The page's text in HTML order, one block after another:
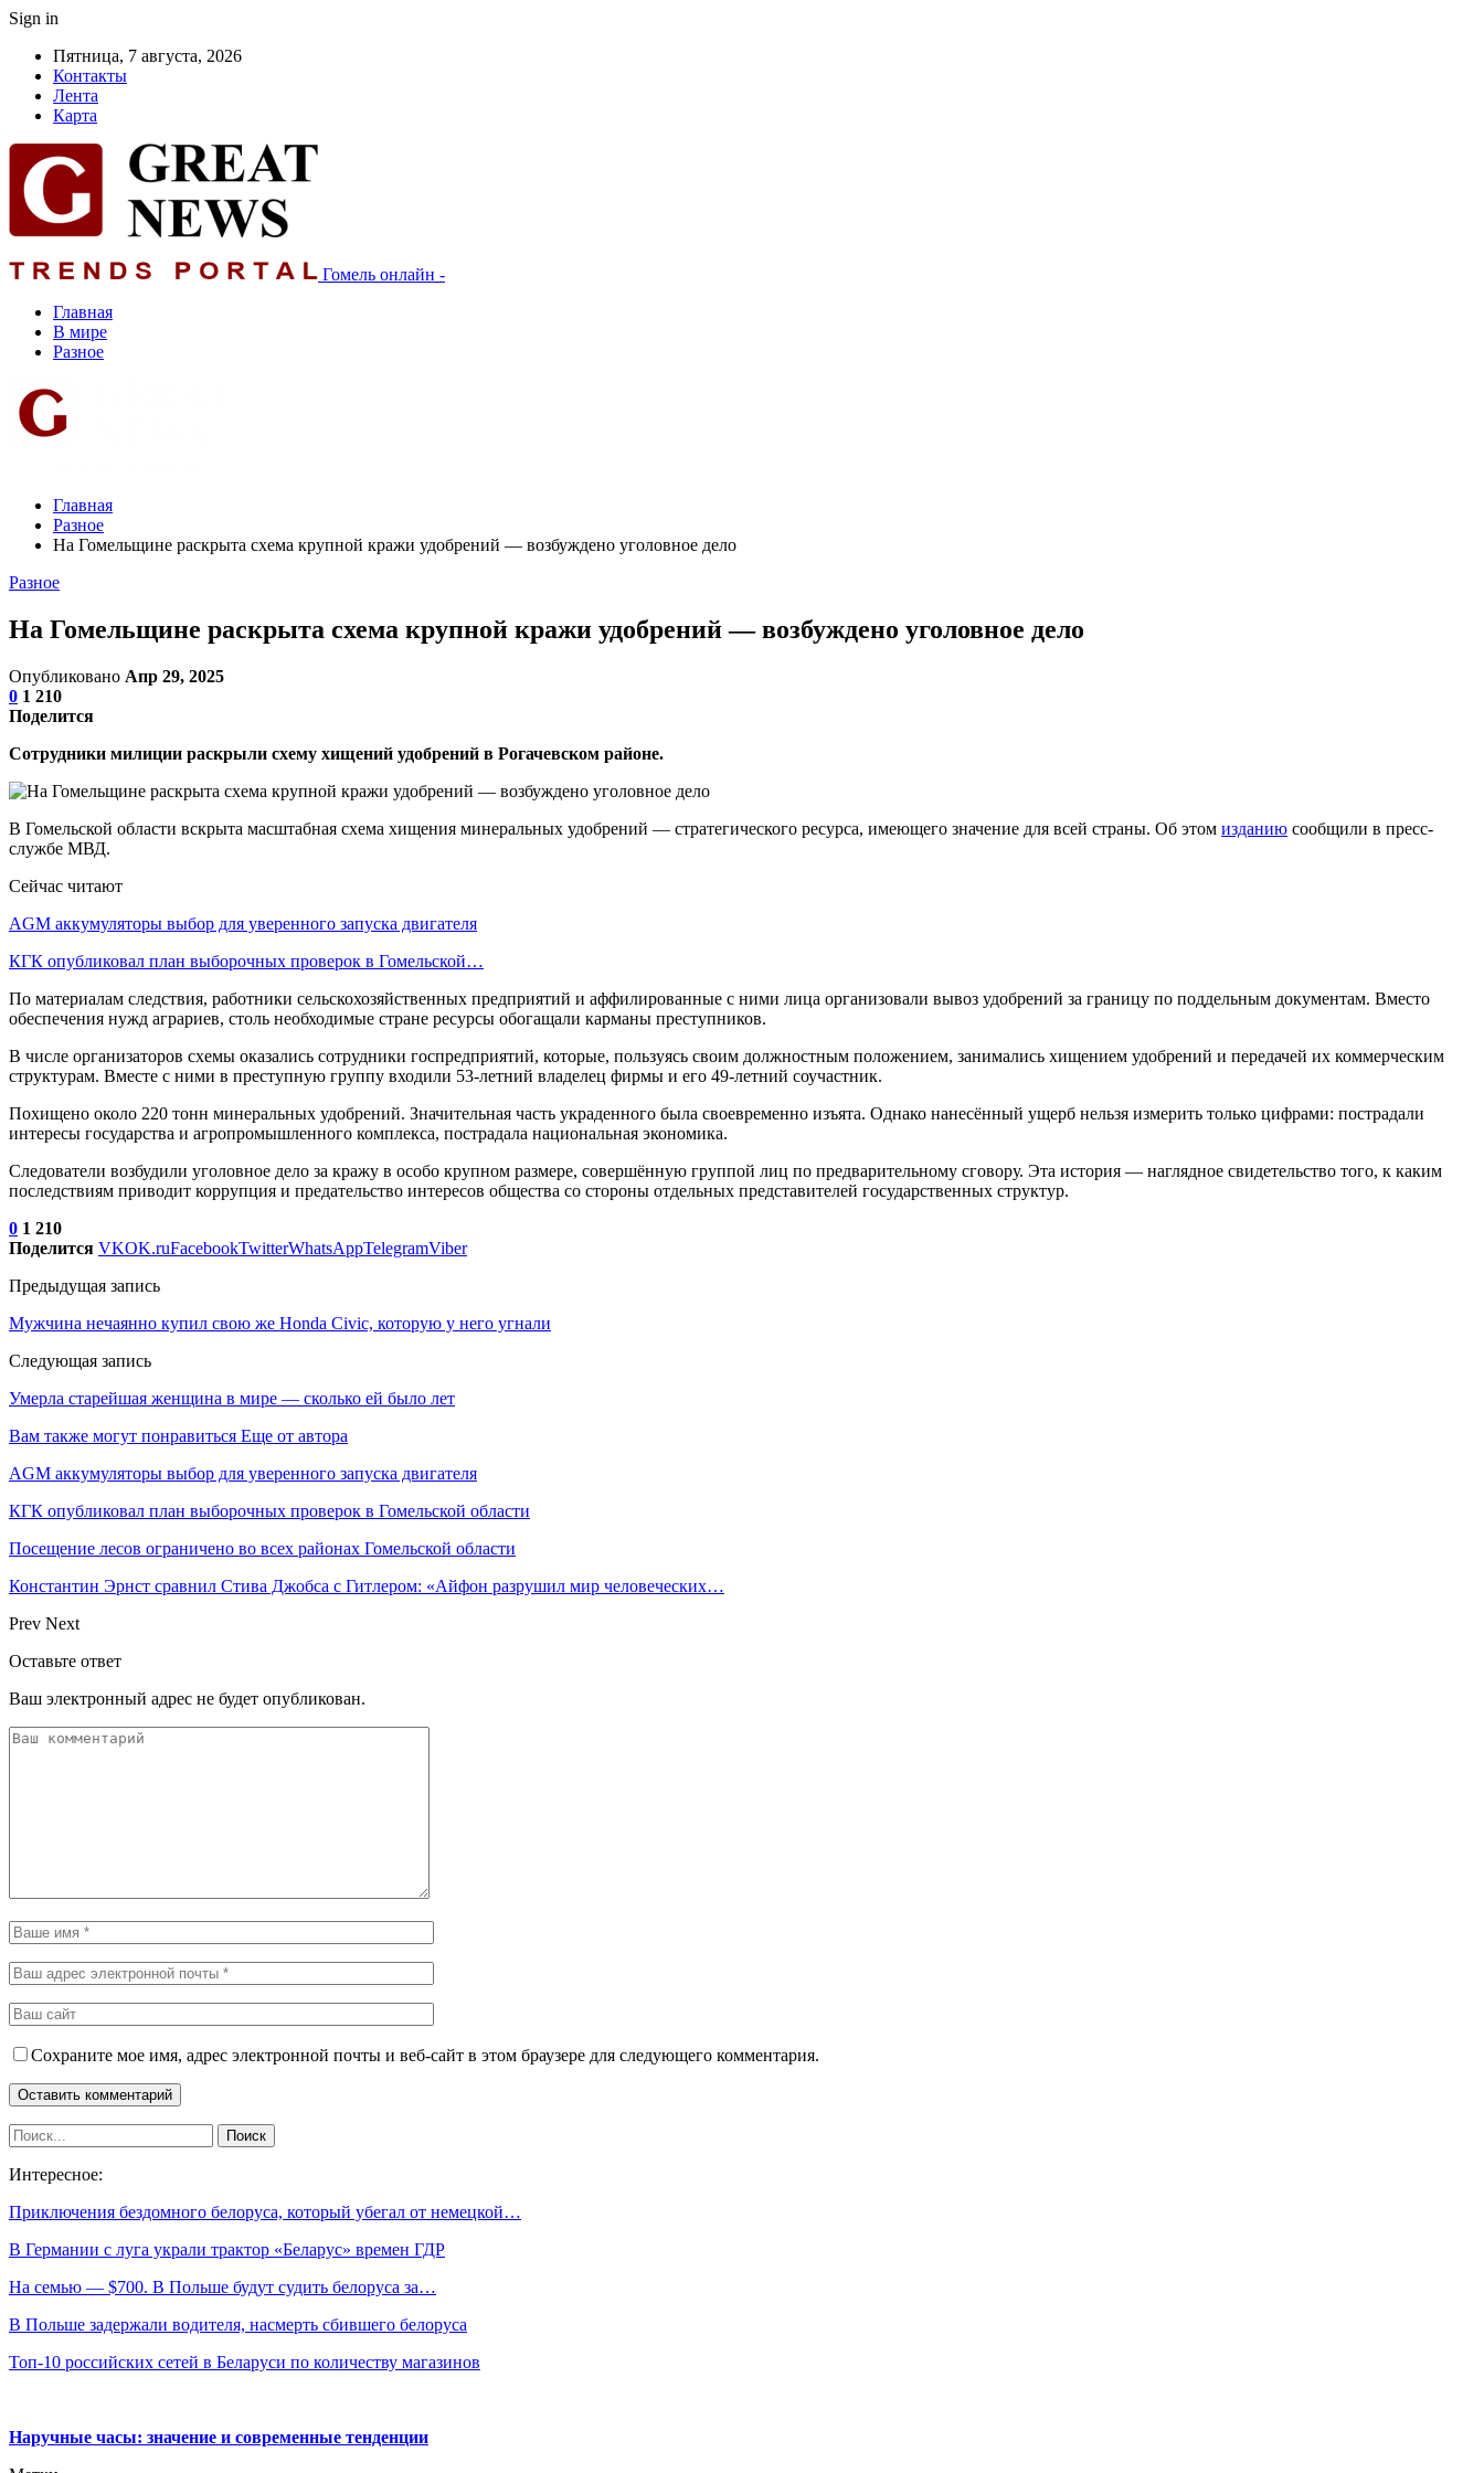
Sign in
Пятница, 7 августа, 2026
Контакты
Лента
Карта
Гомель онлайн -
Главная
В мире
Разное
Главная
Разное
На Гомельщине раскрыта схема крупной кражи удобрений — возбуждено уголовное дело
Разное
На Гомельщине раскрыта схема крупной кражи удобрений — возбуждено уголовное дело
Опубликовано Апр 29, 2025
0 1 210
Поделится
Сотрудники милиции раскрыли схему хищений удобрений в Рогачевском районе.
В Гомельской области вскрыта масштабная схема хищения минеральных удобрений — стратегического ресурса, имеющего значение для всей страны. Об этом изданию сообщили в пресс-
службе МВД.
Сейчас читают
AGM аккумуляторы выбор для уверенного запуска двигателя
КГК опубликовал план выборочных проверок в Гомельской…
По материалам следствия, работники сельскохозяйственных предприятий и аффилированные с ними лица организовали вывоз удобрений за границу по поддельным документам. Вместо
обеспечения нужд аграриев, столь необходимые стране ресурсы обогащали карманы преступников.
В числе организаторов схемы оказались сотрудники госпредприятий, которые, пользуясь своим должностным положением, занимались хищением удобрений и передачей их коммерческим
структурам. Вместе с ними в преступную группу входили 53-летний владелец фирмы и его 49-летний соучастник.
Похищено около 220 тонн минеральных удобрений. Значительная часть украденного была своевременно изъята. Однако нанесённый ущерб нельзя измерить только цифрами: пострадали
интересы государства и агропромышленного комплекса, пострадала национальная экономика.
Следователи возбудили уголовное дело за кражу в особо крупном размере, совершённую группой лиц по предварительному сговору. Эта история — наглядное свидетельство того, к каким
последствиям приводит коррупция и предательство интересов общества со стороны отдельных представителей государственных структур.
0 1 210
Поделится VKOK.ruFacebookTwitterWhatsAppTelegramViber
Предыдущая запись
Мужчина нечаянно купил свою же Honda Civic, которую у него угнали
Следующая запись
Умерла старейшая женщина в мире — сколько ей было лет
Вам также могут понравиться Еще от автора
AGM аккумуляторы выбор для уверенного запуска двигателя
КГК опубликовал план выборочных проверок в Гомельской области
Посещение лесов ограничено во всех районах Гомельской области
Константин Эрнст сравнил Стива Джобса с Гитлером: «Айфон разрушил мир человеческих…
Prev Next
Оставьте ответ
Ваш электронный адрес не будет опубликован.
Сохраните мое имя, адрес электронной почты и веб-сайт в этом браузере для следующего комментария.
Интересное:
Приключения бездомного белоруса, который убегал от немецкой…
В Германии с луга украли трактор «Беларус» времен ГДР
На семью — $700. В Польше будут судить белоруса за…
В Польше задержали водителя, насмерть сбившего белоруса
Топ-10 российских сетей в Беларуси по количеству магазинов
Наручные часы: значение и современные тенденции